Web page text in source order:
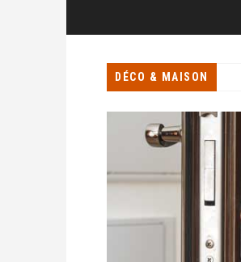
DÉCO & MAISON